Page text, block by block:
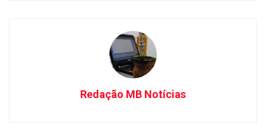
Redação MB Notícias